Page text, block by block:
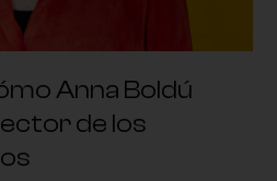
Anna Boldú
de los